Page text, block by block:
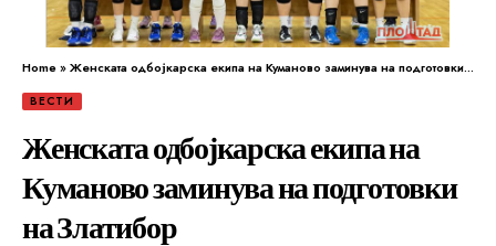
Home»Женската одбојкарска екипа на Куманово заминува на подготовки на Златибор
ВЕСТИ
Женската одбојкарска екипа на
Куманово заминува на подготовки
на Златибор